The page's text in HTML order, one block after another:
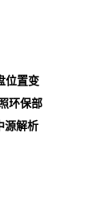
位置变
环保部
源解析